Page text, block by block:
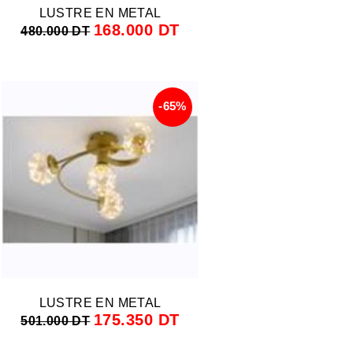
LUSTRE EN METAL
480.000 DT 168.000 DT
-65%
LUSTRE EN METAL
501.000 DT 175.350 DT